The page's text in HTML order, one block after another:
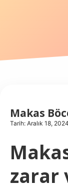
Anasayfa
Hakkımızda
Makas
Tarih: Aralık 18, 2024
zarar